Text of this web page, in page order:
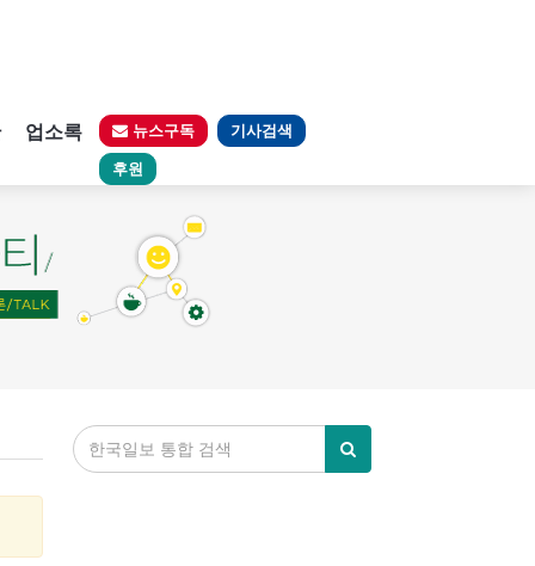
업소록 뉴스구독 기사검색
후원